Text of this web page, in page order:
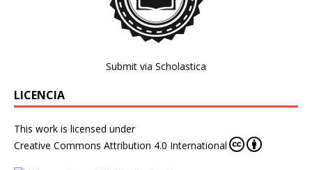
Submit via Scholastica
LICENCIA
This work is licensed under
Creative Commons Attribution 4.0 International